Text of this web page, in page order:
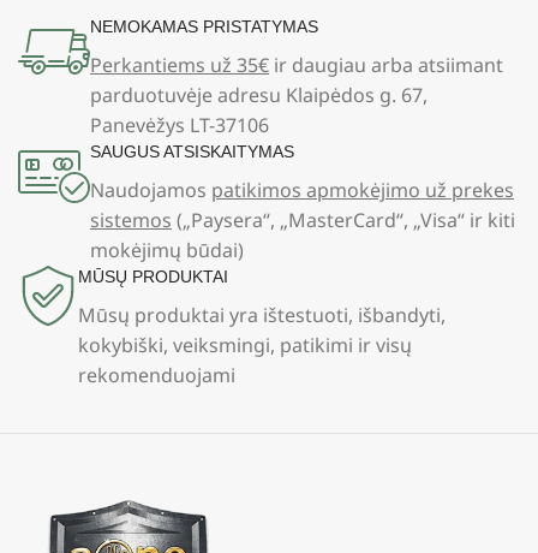
NEMOKAMAS PRISTATYMAS
Perkantiems už 35€ ir daugiau arba atsiimant
parduotuvėje adresu Klaipėdos g. 67,
Panevėžys LT-37106
SAUGUS ATSISKAITYMAS
Naudojamos patikimos apmokėjimo už prekes
sistemos („Paysera“, „MasterCard“, „Visa“ ir kiti
mokėjimų būdai)
MŪSŲ PRODUKTAI
Mūsų produktai yra ištestuoti, išbandyti,
kokybiški, veiksmingi, patikimi ir visų
rekomenduojami